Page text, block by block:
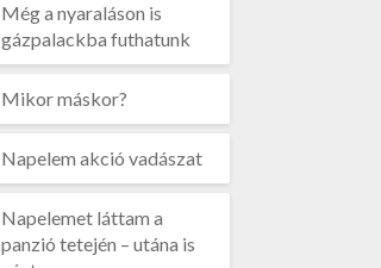
Még a nyaraláson is
gázpalackba futhatunk
Mikor máskor?
Napelem akció vadászat
Napelemet láttam a
panzió tetején – utána is